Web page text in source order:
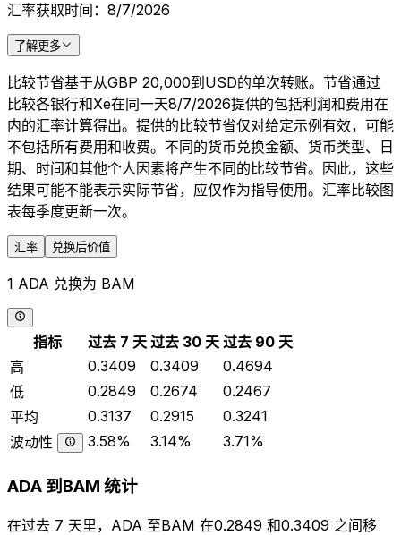
汇率获取时间：8/7/2026
了解更多
比较节省基于从GBP 20,000到USD的单次转账。节省通过
比较各银行和Xe在同一天8/7/2026提供的包括利润和费用在
内的汇率计算得出。提供的比较节省仅对给定示例有效，可能
不包括所有费用和收费。不同的货币兑换金额、货币类型、日
期、时间和其他个人因素将产生不同的比较节省。因此，这些
结果可能不能表示实际节省，应仅作为指导使用。汇率比较图
表每季度更新一次。
汇率 兑换后价值
1 ADA 兑换为 BAM
指标 过去 7 天 过去 30 天 过去 90 天
高
0.3409 0.3409
0.4694
低
0.2849 0.2674
0.2467
平均
0.3137 0.2915
0.3241
波动性
3.58% 3.14% 3.71%
ADA 到BAM 统计
在过去 7 天里，ADA 至BAM 在0.2849 和0.3409 之间移